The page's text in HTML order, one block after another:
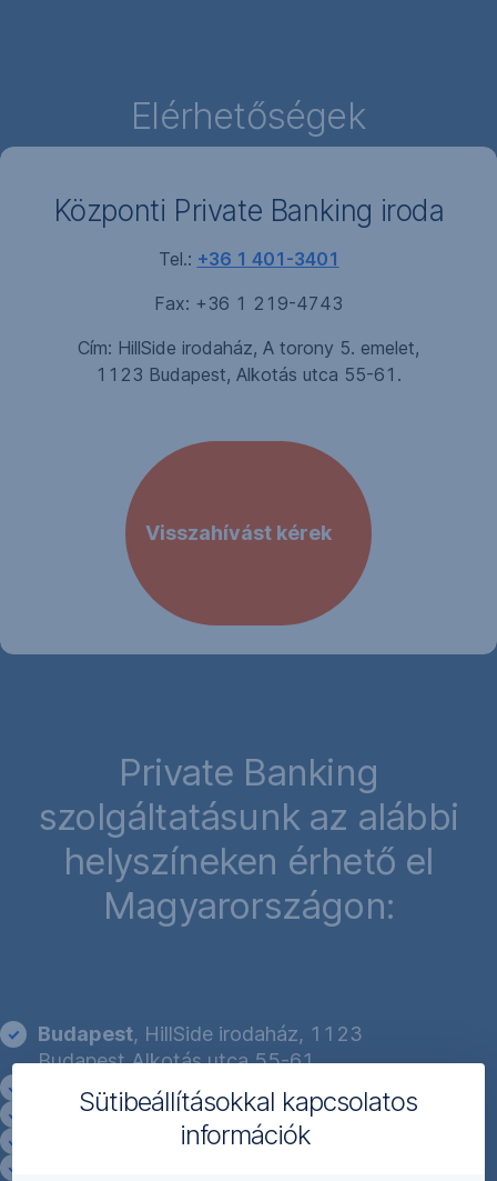
Elérhetőségek
Központi Private Banking iroda
Tel.: +36 1 401-3401
Fax: +36 1 219-4743
Cím: HillSide irodaház, A torony 5. emelet,
1123 Budapest, Alkotás utca 55-61.
Visszahívást kérek
,
nyílik
meg
Private Banking
szolgáltatásunk az alábbi
helyszíneken érhető el
Magyarországon:
Budapest, HillSide irodaház, 1123
Budapest Alkotás utca 55-61.
Debrecen
, 4024 Debrecen Vár utca 4.
Győr, 9021 Győr Árpád út 42.
, 6000 Kecskemét Kisfaludy utca 5.
Sütibeállításokkal kapcsolatos
információk